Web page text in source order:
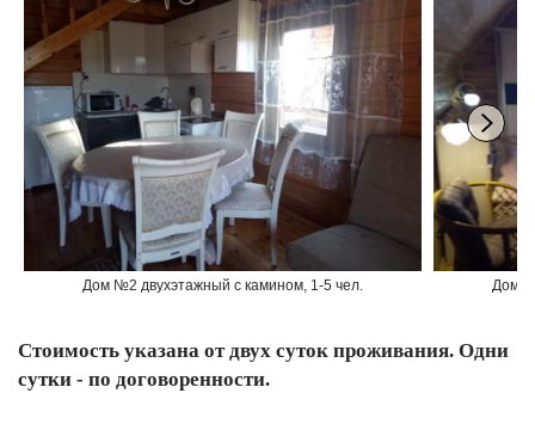
Дом №2 двухэтажный с камином, 1-5 чел. Дом
Стоимость указана от двух суток проживания. Одни
сутки - по договоренности.